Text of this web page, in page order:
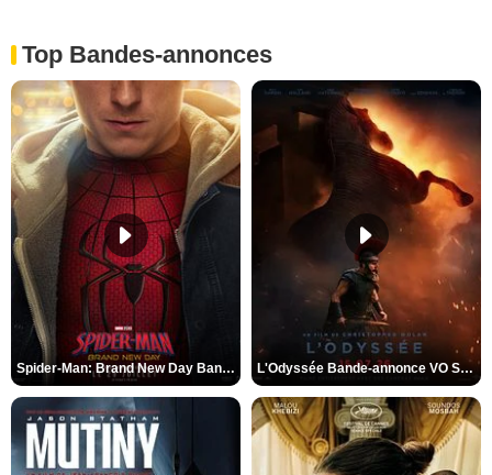
Top Bandes-annonces
Spider-Man: Brand New Day Bande-annonce VO STFR L'Odyssée Bande-annonce VO STFR